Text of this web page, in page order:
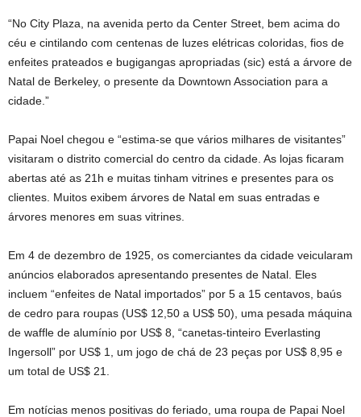
“No City Plaza, na avenida perto da Center Street, bem acima do
céu e cintilando com centenas de luzes elétricas coloridas, fios de
enfeites prateados e bugigangas apropriadas (sic) está a árvore de
Natal de Berkeley, o presente da Downtown Association para a
cidade.”
Papai Noel chegou e “estima-se que vários milhares de visitantes”
visitaram o distrito comercial do centro da cidade. As lojas ficaram
abertas até as 21h e muitas tinham vitrines e presentes para os
clientes. Muitos exibem árvores de Natal em suas entradas e
árvores menores em suas vitrines.
Em 4 de dezembro de 1925, os comerciantes da cidade veicularam
anúncios elaborados apresentando presentes de Natal. Eles
incluem “enfeites de Natal importados” por 5 a 15 centavos, baús
de cedro para roupas (US$ 12,50 a US$ 50), uma pesada máquina
de waffle de alumínio por US$ 8, “canetas-tinteiro Everlasting
Ingersoll” por US$ 1, um jogo de chá de 23 peças por US$ 8,95 e
um total de US$ 21.
Em notícias menos positivas do feriado, uma roupa de Papai Noel